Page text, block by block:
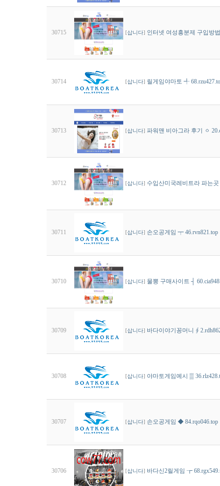
30715 [삽니다] 인터넷 여성흥분제 구입방
30714 [삽니다] 릴게임야마토 ╃
30713 [삽니다] 파워맨 비아그라 후기 ㆁ
30712 [삽니다] 수입산미국레비트라 파는
30711 [삽니다] 손오공게임 ┯
30710 [삽니다] 물뽕 구매사이트 ┤
30709 [삽니다] 바다이야기꽁머니 ∮
30708 [삽니다] 야마토게임예시 ▒
30707 [삽니다] 손오공게임 ◆
30706 [삽니다] 바다신2릴게임 ┲